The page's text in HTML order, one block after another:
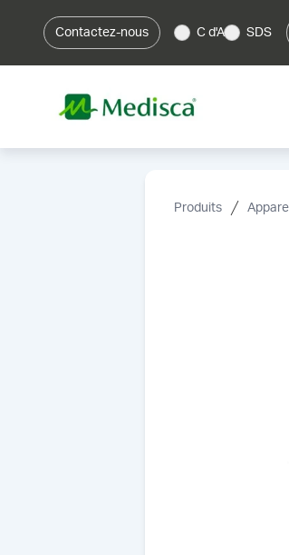
Contactez-nous C d'A SDS
Produits